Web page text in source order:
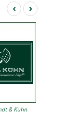
‹ ›
& Kühn